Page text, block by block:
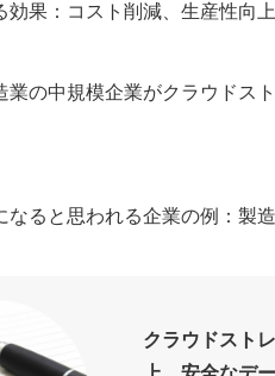
効果：コスト削減、生産性向
業の中規模企業がクラウドス
なると思われる企業の例：製
クラウドスト